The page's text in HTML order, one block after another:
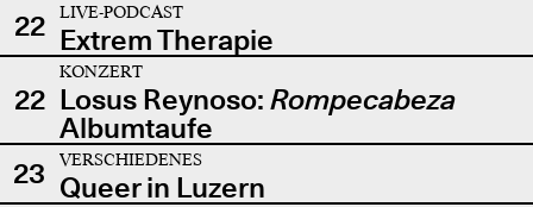
22
LIVE-PODCAST
Extrem Therapie
22
KONZERT
Losus Reynoso: Rompecabeza
Albumtaufe
23
VERSCHIEDENES
Queer in Luzern